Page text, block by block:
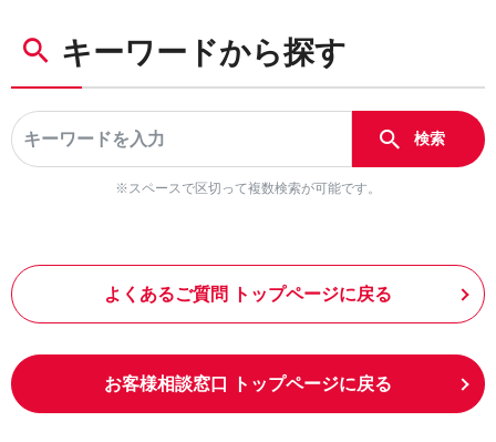
キーワードから探す
※スペースで区切って複数検索が可能です。
よくあるご質問 トップページに戻る
お客様相談窓口 トップページに戻る